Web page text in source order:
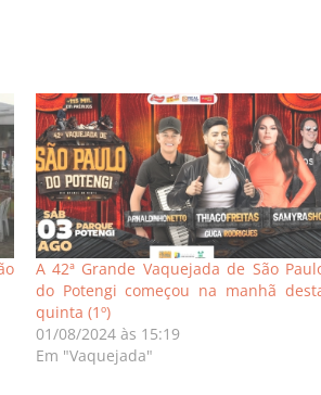
A 42ª Grande Vaquejada de São
do Potengi começou na manhã
quinta (1º)
01/08/2024 às 15:19
Em "Vaquejada"